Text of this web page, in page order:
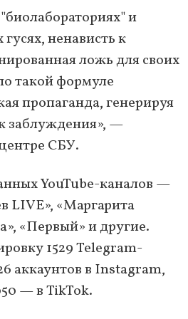
и
ненависть к
ложь для своих
такой формуле
пропаганда, генерируя
заблуждения», —
СБУ.
YouTube-каналов —
LIVE», «Маргарита
«Первый» и другие.
1529 Telegram-
аккаунтов в Instagram,
— в TikTok.